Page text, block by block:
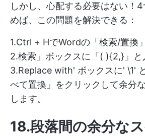
しかし、心配する必要はない！
めば、この問題を解決できる：
1.Ctrl + HでWordの「検索/置換
2.検索」ボックスに「( ){2,}」と
3.Replace with' ボックスに' \1'
べて置換」をクリックして余分
します。
18.段落間の余分な